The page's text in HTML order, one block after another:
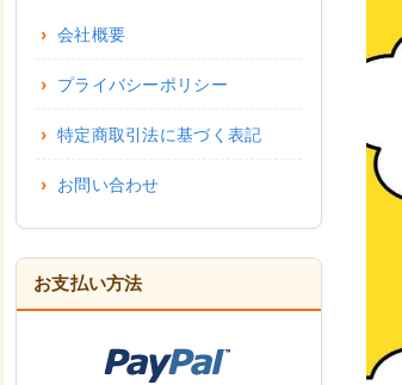
会社概要
プライバシーポリシー
特定商取引法に基づく表記
お問い合わせ
お支払い方法